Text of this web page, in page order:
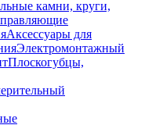
камни, круги,
Аксессуары для
Электромонтажный
Плоскогубцы,